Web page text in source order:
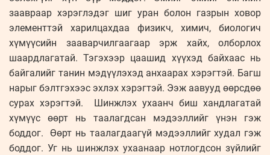
заавраар хэрэглэдэг шиг уран болон газрын ховор
элементтэй харилцахдаа физикч, химич, биологич
хүмүүсийн зааварчилгаагаар эрж хайх, олборлох
шаардлагатай. Тэгэхээр цаашид хүүхэд байхаас нь
байгалийг танин мэдүүлэхэд анхаарах хэрэгтэй. Багш
нарыг бэлтгэхээс эхлэх хэрэгтэй. Ээж аавууд өөрсдөө
сурах хэрэгтэй. Шинжлэх ухаанч биш хандлагатай
хүмүүс өөрт нь таалагдсан мэдээллийг үнэн гэж
боддог. Өөрт нь таалагдаагүй мэдээллийг худал гэж
боддог. Уг нь шинжлэх ухаанаар нотлогдсон зүйлийг